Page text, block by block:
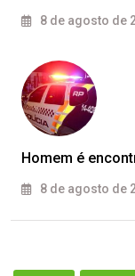
8 de agosto de
Homem é
8 de agosto de